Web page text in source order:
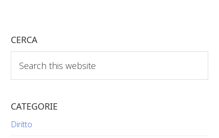
CERCA
this
website
CATEGORIE
Diritto